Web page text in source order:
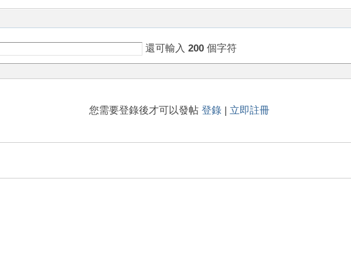
還可輸入 200 個字符
您需要登錄後才可以發帖 登錄 | 立即註冊